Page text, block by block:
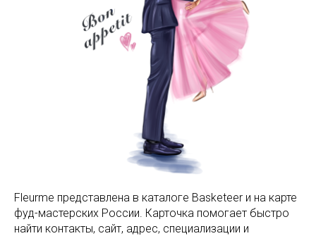
Fleurme представлена в каталоге Basketeer и на карте
фуд-мастерских России. Карточка помогает быстро
найти контакты, сайт, адрес, специализации и